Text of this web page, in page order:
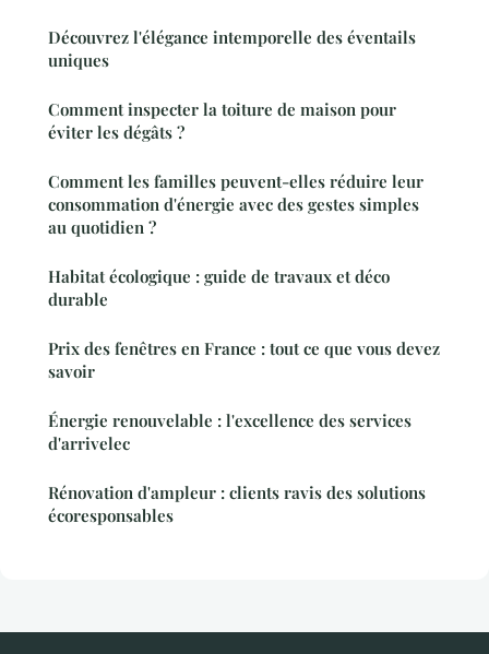
Découvrez l'élégance intemporelle des éventails
uniques
Comment inspecter la toiture de maison pour
éviter les dégâts ?
Comment les familles peuvent-elles réduire leur
consommation d'énergie avec des gestes simples
au quotidien ?
Habitat écologique : guide de travaux et déco
durable
Prix des fenêtres en France : tout ce que vous devez
savoir
Énergie renouvelable : l'excellence des services
d'arrivelec
Rénovation d'ampleur : clients ravis des solutions
écoresponsables